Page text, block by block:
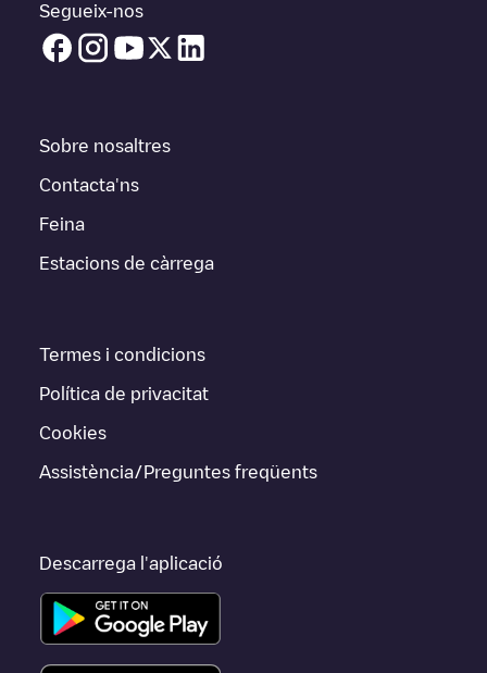
Segueix-nos
Sobre nosaltres
Contacta'ns
Feina
Estacions de càrrega
Termes i condicions
Política de privacitat
Cookies
Assistència/Preguntes freqüents
Descarrega l'aplicació